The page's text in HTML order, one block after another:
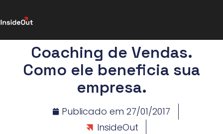
Coaching de Vendas.
Como ele beneficia sua
empresa.
Publicado em 27/01/2017
InsideOut